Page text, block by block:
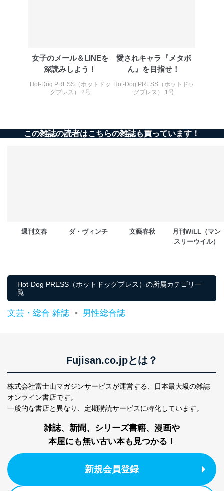
女子のメール＆LINEを
深読みしよう！
Hot-Dog PRESS（ホットドッ
グプレス） 2号
愛されキャラ『メタボ
ん』を目指せ！
Hot-Dog PRESS（ホットドッ
グプレス） 1号
この雑誌の読者はこちらの雑誌も買っています！
週刊文春 ダ・ヴィンチ 文藝春秋
月刊WiLL（マン
スリーウイル）
Hot-Dog PRESS（ホットドッグプレス）の所属カテゴリ一
覧
文芸・総合 雑誌 > 男性総合誌
Fujisan.co.jpとは？
株式会社富士山マガジンサービスが運営する、
日本最大級の雑誌
オンライン書店です。
一般的な書店と異なり、 定期購読サービスに特化しています。
雑誌、新聞、シリーズ書籍、漫画や
本屋にも無い古い本も見つかる！
新規会員登録